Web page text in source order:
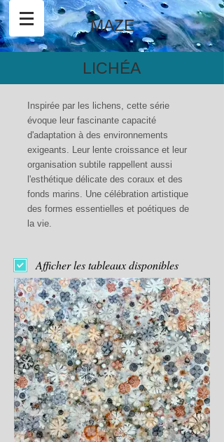
MAZE
LICHÉA
Inspirée par les lichens, cette série
évoque leur fascinante capacité
d'adaptation à des environnements
exigeants. Leur lente croissance et leur
organisation subtile rappellent aussi
l'esthétique délicate des coraux et des
fonds marins. Une célébration artistique
des formes essentielles et poétiques de
la vie.
Afficher les tableaux disponibles